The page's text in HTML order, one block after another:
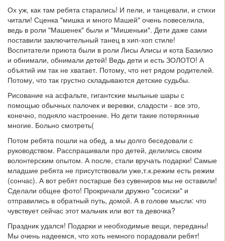
Ох уж, как там ребята старались! И пели, и танцевали, и стихи
читали! Сценка "мишка и много Машей" очень повеселила,
ведь в роли "Машенек" были и "Мишеньки". Дети даже сами
поставили заключительный танец в хип-хоп стиле!
Воспитатели приюта были в роли Лисы Алисы и кота Базилио
и обнимали, обнимали детей! Ведь дети и есть ЗОЛОТО! А
объятий им так не хватает. Потому, что нет рядом родителей.
Потому, что так грустно складываются детские судьбы.
Рисование на асфальте, гигантские мыльные шары с
помощью обычных палочек и веревки, сладости - все это,
конечно, подняло настроение. Но дети такие потерянные
многие. Больно смотреть(
Потом ребята пошли на обед, а мы долго беседовали с
руководством. Расспрашивали про детей, делились своим
волонтерским опытом. А после, стали вручать подарки! Самые
младшие ребята не присутствовали уже,т.к.режим есть режим
(сончас). А вот ребят постарше без сувениров мы не оставили!
Сделали общее фото! Прокричали дружно "сосиски" и
отправились в обратный путь, домой. А в голове мысли: что
чувствует сейчас этот мальчик или вот та девочка?
Праздник удался! Подарки и необходимые вещи, переданы!
Мы очень надеемся, что хоть немного порадовали ребят!